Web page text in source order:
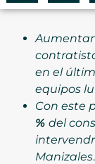
en el
equipos
Con este
% del
Manizales.